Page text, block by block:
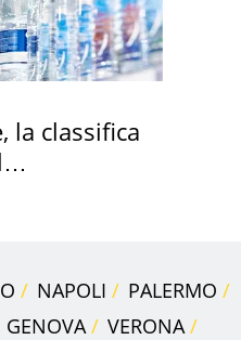
la classifica
NAPOLI
PALERMO
GENOVA
VERONA